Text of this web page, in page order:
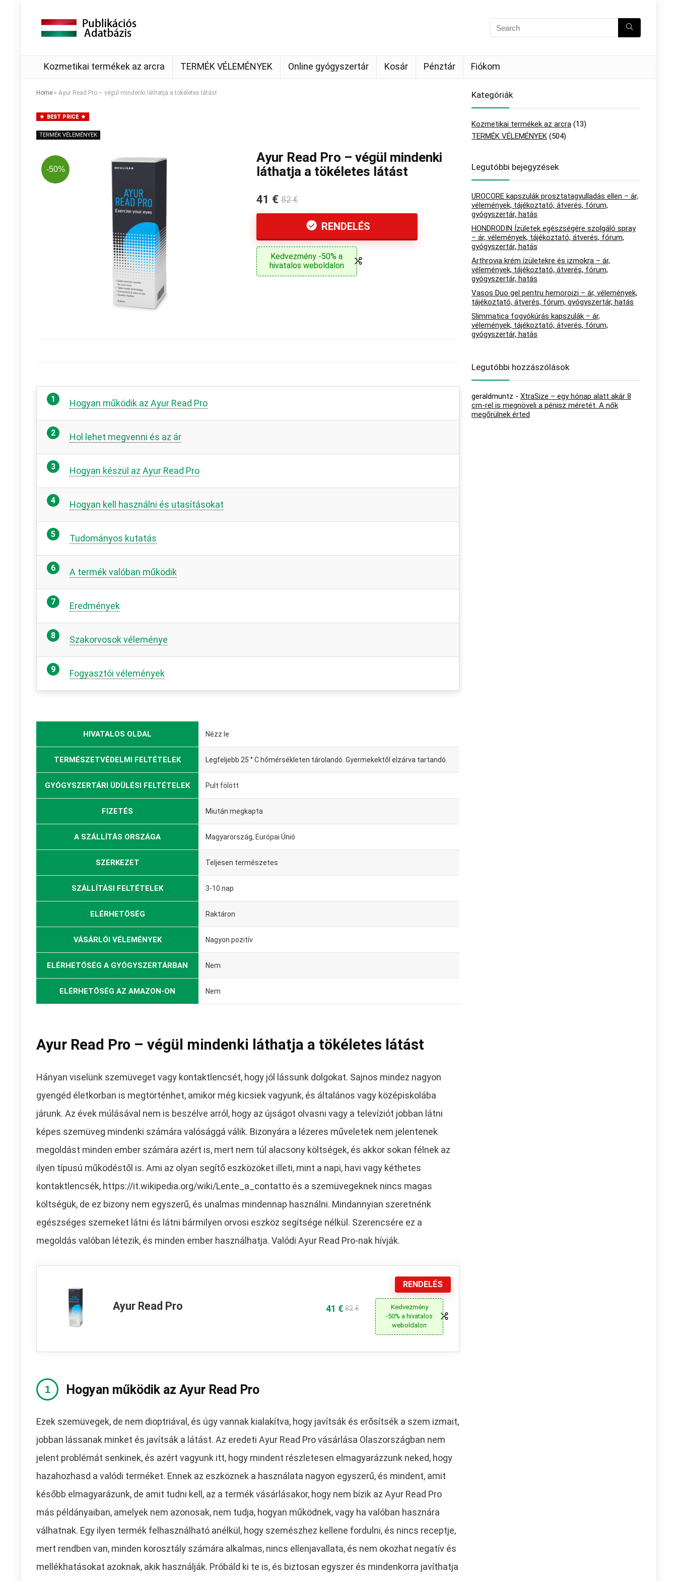
Kozmetikai termékek az arcra TERMÉK VÉLEMÉNYEK Online gyógyszertár Kosár Pénztár Fiókom
Home » Ayur Read Pro – végül mindenki láthatja a tökéletes látást
BEST PRICE
TERMÉK VÉLEMÉNYEK
-50%
Ayur Read Pro – végül mindenki
láthatja a tökéletes látást
41 € 82 €
RENDELÉS
Kedvezmény -50% a
hivatalos weboldalon
Hogyan működik az Ayur Read Pro
Hol lehet megvenni és az ár
Hogyan készül az Ayur Read Pro
Hogyan kell használni és utasításokat
Tudományos kutatás
A termék valóban működik
Eredmények
Szakorvosok véleménye
Fogyasztói vélemények
HIVATALOS OLDAL Nézz le
TERMÉSZETVÉDELMI FELTÉTELEK Legfeljebb 25 ° C hőmérsékleten tárolandó. Gyermekektől elzárva tartandó.
GYÓGYSZERTÁRI ÜDÜLÉSI FELTÉTELEK Pult fölött
FIZETÉS Miután megkapta
A SZÁLLÍTÁS ORSZÁGA Magyarország, Európai Únió
SZERKEZET Teljesen természetes
SZÁLLÍTÁSI FELTÉTELEK 3-10 nap
ELÉRHETŐSÉG Raktáron
VÁSÁRLÓI VÉLEMÉNYEK Nagyon pozitív
ELÉRHETŐSÉG A GYÓGYSZERTÁRBAN Nem
ELÉRHETŐSÉG AZ AMAZON-ON Nem
Ayur Read Pro – végül mindenki láthatja a tökéletes látást
Hányan viselünk szemüveget vagy kontaktlencsét, hogy jól lássunk dolgokat. Sajnos mindez nagyon
gyengéd életkorban is megtörténhet, amikor még kicsiek vagyunk, és általános vagy középiskolába
járunk. Az évek múlásával nem is beszélve arról, hogy az újságot olvasni vagy a televíziót jobban látni
képes szemüveg mindenki számára valósággá válik. Bizonyára a lézeres műveletek nem jelentenek
megoldást minden ember számára azért is, mert nem túl alacsony költségek, és akkor sokan félnek az
ilyen típusú működéstől is. Ami az olyan segítő eszközöket illeti, mint a napi, havi vagy kéthetes
kontaktlencsék, https://it.wikipedia.org/wiki/Lente_a_contatto és a szemüvegeknek nincs magas
költségük, de ez bizony nem egyszerű, és unalmas mindennap használni. Mindannyian szeretnénk
egészséges szemeket látni és látni bármilyen orvosi eszköz segítsége nélkül. Szerencsére ez a
megoldás valóban létezik, és minden ember használhatja. Valódi Ayur Read Pro-nak hívják.
Ayur Read Pro 41 € 82 €
RENDELÉS
Kedvezmény
-50% a hivatalos
weboldalon
Hogyan működik az Ayur Read Pro
Ezek szemüvegek, de nem dioptriával, és úgy vannak kialakítva, hogy javítsák és erősítsék a szem izmait,
jobban lássanak minket és javítsák a látást. Az eredeti Ayur Read Pro vásárlása Olaszországban nem
jelent problémát senkinek, és azért vagyunk itt, hogy mindent részletesen elmagyarázzunk neked, hogy
hazahozhasd a valódi terméket. Ennek az eszköznek a használata nagyon egyszerű, és mindent, amit
később elmagyarázunk, de amit tudni kell, az a termék vásárlásakor, hogy nem bízik az Ayur Read Pro
más példányaiban, amelyek nem azonosak, nem tudja, hogyan működnek, vagy ha valóban hasznára
válhatnak. Egy ilyen termék felhasználható anélkül, hogy szemészhez kellene fordulni, és nincs receptje,
mert rendben van, minden korosztály számára alkalmas, nincs ellenjavallata, és nem okozhat negatív és
mellékhatásokat azoknak, akik használják. Próbáld ki te is, és biztosan egyszer és mindenkorra javíthatja
Kategóriák
Kozmetikai termékek az arcra (13)
TERMÉK VÉLEMÉNYEK (504)
Legutóbbi bejegyzések
UROCORE kapszulák prosztatagyulladás ellen – ár,
vélemények, tájékoztató, átverés, fórum,
gyógyszertár, hatás
HONDRODIN Ízületek egészségére szolgáló spray
– ár, vélemények, tájékoztató, átverés, fórum,
gyógyszertár, hatás
Arthrovia krém ízületekre és izmokra – ár,
vélemények, tájékoztató, átverés, fórum,
gyógyszertár, hatás
Vasos Duo gel pentru hemoroizi – ár, vélemények,
tájékoztató, átverés, fórum, gyógyszertár, hatás
Slimmatica fogyókúrás kapszulák – ár,
vélemények, tájékoztató, átverés, fórum,
gyógyszertár, hatás
Legutóbbi hozzászólások
geraldmuntz - XtraSize – egy hónap alatt akár 8
cm-rel is megnöveli a pénisz méretét. A nők
megőrülnek érted